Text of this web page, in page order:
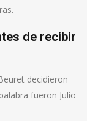
de recibir
decidieron
fueron Julio